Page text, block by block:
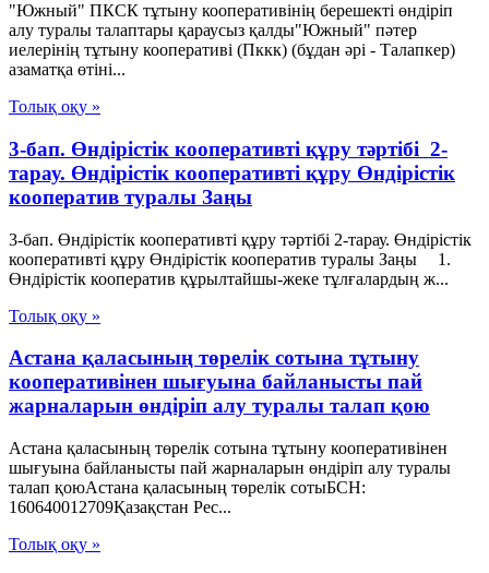
"Южный" ПКСК тұтыну кооперативінің берешекті өндіріп
алу туралы талаптары қараусыз қалды"Южный" пәтер
иелерінің тұтыну кооперативі (Пккк) (бұдан әрі - Талапкер)
азаматқа өтіні...
Толық оқу »
3-бап. Өндiрiстiк кооперативтi құру тәртiбi 2-
тарау. Өндiрiстiк кооперативтi құру Өндiрiстiк
кооператив туралы Заңы
3-бап. Өндiрiстiк кооперативтi құру тәртiбi 2-тарау. Өндiрiстiк
кооперативтi құру Өндiрiстiк кооператив туралы Заңы 1.
Өндiрiстiк кооператив құрылтайшы-жеке тұлғалардың ж...
Толық оқу »
Астана қаласының төрелік сотына тұтыну
кооперативінен шығуына байланысты пай
жарналарын өндіріп алу туралы талап қою
Астана қаласының төрелік сотына тұтыну кооперативінен
шығуына байланысты пай жарналарын өндіріп алу туралы
талап қоюАстана қаласының төрелік сотыБСН:
160640012709Қазақстан Рес...
Толық оқу »